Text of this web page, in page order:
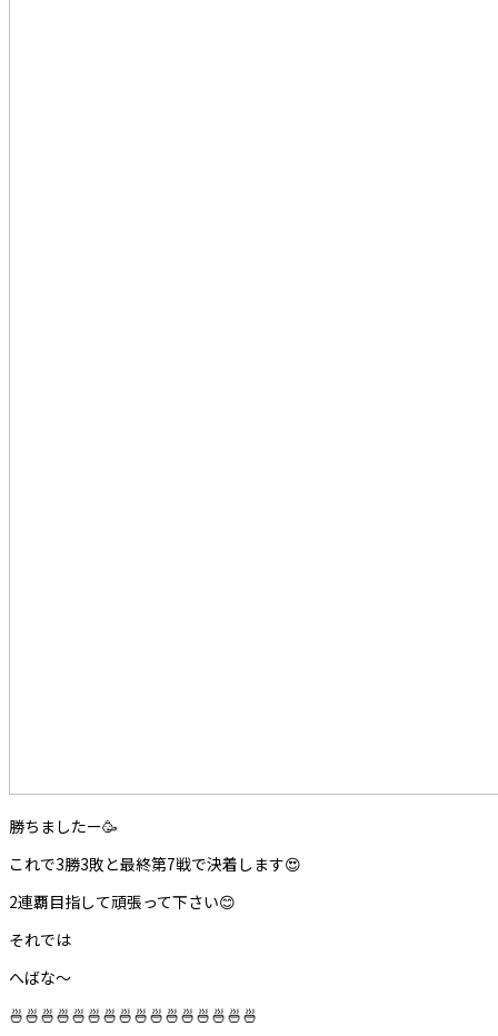
勝ちましたー🥳
これで3勝3敗と最終第7戦で決着します😍
2連覇目指して頑張って下さい😊
それでは
へばな〜
🍜🍜🍜🍜🍜🍜🍜🍜🍜🍜🍜🍜🍜🍜🍜🍜